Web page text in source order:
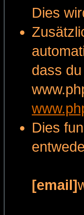
Dies
dass
Dies
[email]